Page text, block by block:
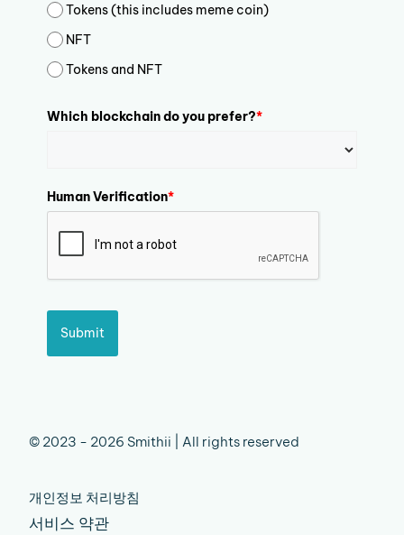
Tokens (this includes meme coin)
NFT
Tokens and NFT
Which blockchain do you prefer?*
Human Verification*
Submit
© 2023 - 2026 Smithii | All rights reserved
개인정보 처리방침
서비스 약관